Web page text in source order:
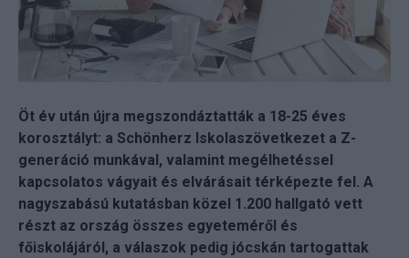
Öt év után újra megszondáztatták a 18-25 éves
korosztályt: a Schönherz Iskolaszövetkezet a Z-
generáció munkával, valamint megélhetéssel
kapcsolatos vágyait és elvárásait térképezte fel. A
nagyszabású kutatásban közel 1.200 hallgató vett
részt az ország összes egyeteméről és
főiskolájáról, a válaszok pedig jócskán tartogattak